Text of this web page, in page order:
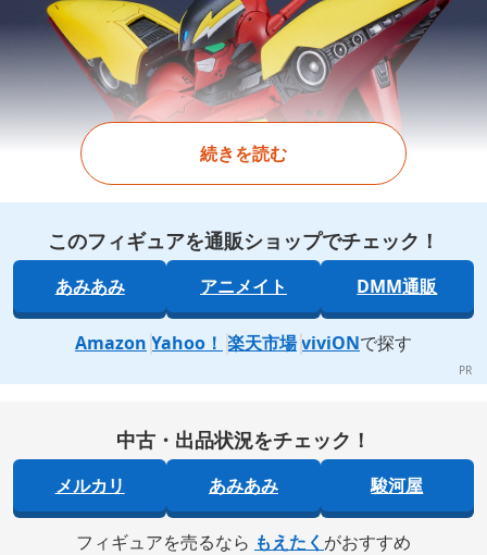
続きを読む
このフィギュアを通販ショップでチェック！
あみあみ アニメイト DMM通販
Amazon Yahoo！ 楽天市場 viviONで探す
中古・出品状況をチェック！
メルカリ あみあみ 駿河屋
フィギュアを売るなら もえたく がおすすめ